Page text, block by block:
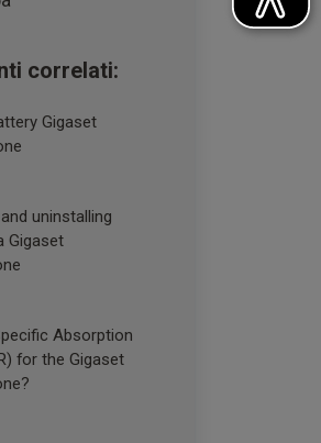
correlati:
Gigaset
uninstalling
Gigaset
Absorption
for the Gigaset